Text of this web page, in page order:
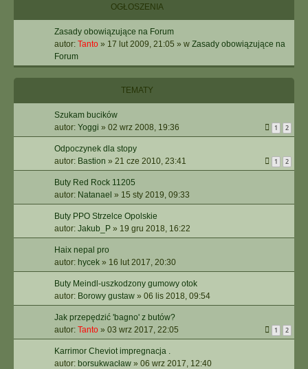
OGŁOSZENIA
Zasady obowiązujące na Forum
autor: Tanto » 17 lut 2009, 21:05 » w Zasady obowiązujące na
Forum
TEMATY
Szukam bucików
autor: Yoggi » 02 wrz 2008, 19:36 1 2
Odpoczynek dla stopy
autor: Bastion » 21 cze 2010, 23:41 1 2
Buty Red Rock 11205
autor: Natanael » 15 sty 2019, 09:33
Buty PPO Strzelce Opolskie
autor: Jakub_P » 19 gru 2018, 16:22
Haix nepal pro
autor: hycek » 16 lut 2017, 20:30
Buty Meindl-uszkodzony gumowy otok
autor: Borowy gustaw » 06 lis 2018, 09:54
Jak przepędzić 'bagno' z butów?
autor: Tanto » 03 wrz 2017, 22:05 1 2
Karrimor Cheviot impregnacja .
autor: borsukwacław » 06 wrz 2017, 12:40